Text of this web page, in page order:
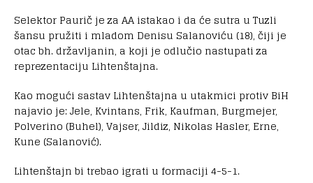
Selektor Paurič je za AA istakao i da će sutra u Tuzli
šansu pružiti i mladom Denisu Salanoviću (18), čiji je
otac bh. državljanin, a koji je odlučio nastupati za
reprezentaciju Lihtenštajna.
Kao mogući sastav Lihtenštajna u utakmici protiv BiH
najavio je: Jele, Kvintans, Frik, Kaufman, Burgmejer,
Polverino (Buhel), Vajser, Jildiz, Nikolas Hasler, Erne,
Kune (Salanović).
Lihtenštajn bi trebao igrati u formaciji 4-5-1.